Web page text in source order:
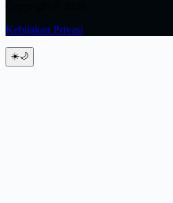
Kebijakan Privasi
☀️🌙